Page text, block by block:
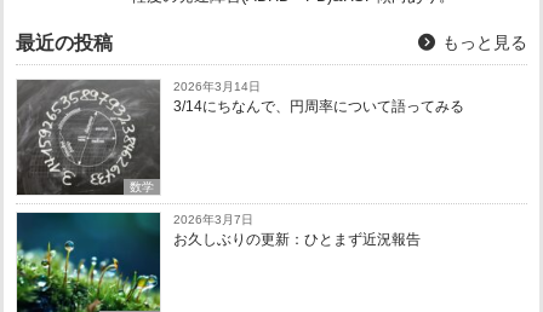
最近の投稿 もっと見る
数学
2026年3月14日
3/14にちなんで、円周率について語ってみる
2026年3月7日
お久しぶりの更新：ひとまず近況報告